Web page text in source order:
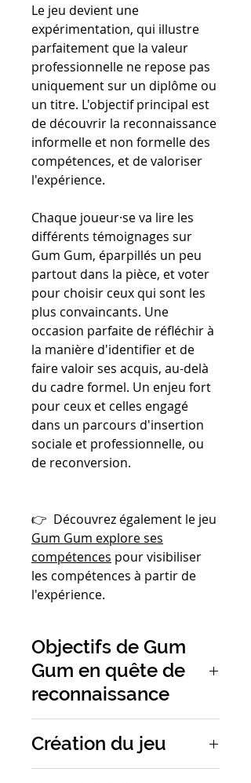
Le jeu devient une
expérimentation, qui illustre
parfaitement que la valeur
professionnelle ne repose pas
uniquement sur un diplôme ou
un titre. L'objectif principal est
de découvrir la reconnaissance
informelle et non formelle des
compétences, et de valoriser
l'expérience.
Chaque joueur·se va lire les
différents témoignages sur
Gum Gum, éparpillés un peu
partout dans la pièce, et voter
pour choisir ceux qui sont les
plus convaincants. Une
occasion parfaite de réfléchir à
la manière d'identifier et de
faire valoir ses acquis, au-delà
du cadre formel. Un enjeu fort
pour ceux et celles engagé
dans un parcours d'insertion
sociale et professionnelle, ou
de reconversion.
👉 Découvrez également le jeu
Gum Gum explore ses
compétences pour visibiliser
les compétences à partir de
l'expérience.
Objectifs de Gum
Gum en quête de
reconnaissance
reconnaissance informelle via
un scénario de recrutement.
Création du jeu